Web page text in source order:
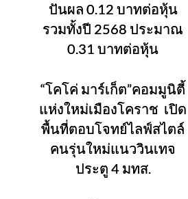
ปันผล 0.12 บาทต่อหุ้น
รวมทั้งปี 2568 ประมาณ
0.31 บาทต่อหุ้น
“โคโค่ มาร์เก็ต”คอมมูนิตี้
แห่งใหม่เมืองโคราช เปิด
พื้นที่ตอบโจทย์ไลฟ์สไตล์
คนรุ่นใหม่แนววินเทจ
ประตู 4 มทส.